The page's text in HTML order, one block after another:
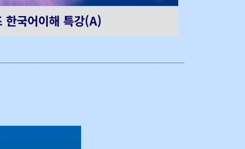
한국어이해 특강(A)